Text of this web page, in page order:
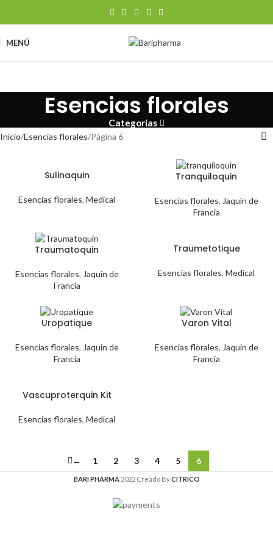
MENÚ
Esencias florales
Categorías
Inicio Esencias florales Página 6
Sulinaquin
Esencias florales, Medical
Tranquiloquin
Esencias florales, Jaquin de
Francia
Traumatoquin
Esencias florales, Jaquin de
Francia
Traumetotique
Esencias florales, Medical
Uropatique
Esencias florales, Jaquin de
Francia
Varon Vital
Esencias florales, Jaquin de
Francia
Vascuproterquin Kit
Esencias florales, Medical
← 1 2 3 4 5 6
BARI PHARMA 2022 Creado ByCITRICO